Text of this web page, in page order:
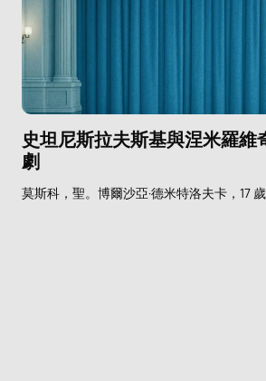
史坦尼斯拉夫斯基與涅米羅維
劇
莫斯科，聖。博爾沙亞·德米特洛夫卡，17 歲